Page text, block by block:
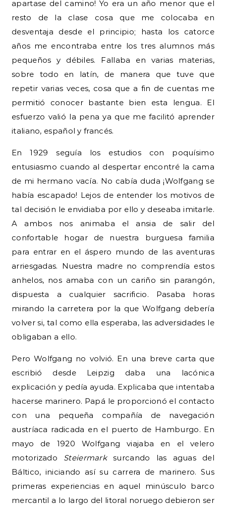
apartase del camino! Yo era un año menor que el
resto de la clase cosa que me colocaba en
desventaja desde el principio; hasta los catorce
años me encontraba entre los tres alumnos más
pequeños y débiles. Fallaba en varias materias,
sobre todo en latín, de manera que tuve que
repetir varias veces, cosa que a fin de cuentas me
permitió conocer bastante bien esta lengua. El
esfuerzo valió la pena ya que me facilitó aprender
italiano, español y francés.
En 1929 seguía los estudios con poquísimo
entusiasmo cuando al despertar encontré la cama
de mi hermano vacía. No cabía duda ¡Wolfgang se
había escapado! Lejos de entender los motivos de
tal decisión le envidiaba por ello y deseaba imitarle.
A ambos nos animaba el ansia de salir del
confortable hogar de nuestra burguesa familia
para entrar en el áspero mundo de las aventuras
arriesgadas. Nuestra madre no comprendía estos
anhelos, nos amaba con un cariño sin parangón,
dispuesta a cualquier sacrificio. Pasaba horas
mirando la carretera por la que Wolfgang debería
volver si, tal como ella esperaba, las adversidades le
obligaban a ello.
Pero Wolfgang no volvió. En una breve carta que
escribió desde Leipzig daba una lacónica
explicación y pedía ayuda. Explicaba que intentaba
hacerse marinero. Papá le proporcionó el contacto
con una pequeña compañía de navegación
austríaca radicada en el puerto de Hamburgo. En
mayo de 1920 Wolfgang viajaba en el velero
motorizado Steiermarksurcando las aguas del
Báltico, iniciando así su carrera de marinero. Sus
primeras experiencias en aquel minúsculo barco
mercantil a lo largo del litoral noruego debieron ser